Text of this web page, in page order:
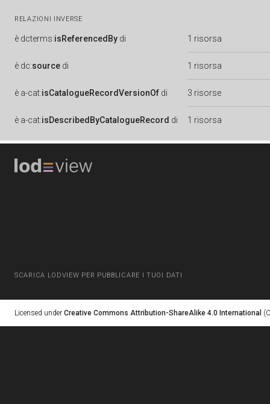
RELAZIONI INVERSE
è dcterms:isReferencedBy di 1 risorsa
è dc:source di 1 risorsa
è a-cat:isCatalogueRecordVersionOf di 3 risorse
è a-cat:isDescribedByCatalogueRecord di 1 risorsa
SCARICA LODVIEW PER PUBBLICARE I TUOI DATI
Licensed under Creative Commons Attribution-ShareAlike 4.0 International